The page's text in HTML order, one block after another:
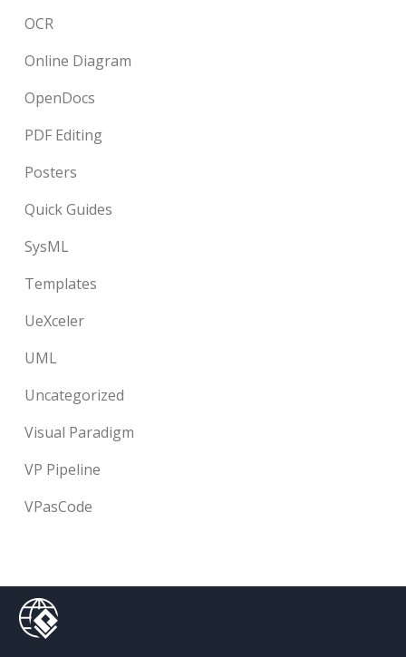
OCR
Online Diagram
OpenDocs
PDF Editing
Posters
Quick Guides
SysML
Templates
UeXceler
UML
Uncategorized
Visual Paradigm
VP Pipeline
VPasCode